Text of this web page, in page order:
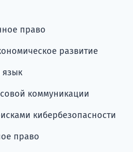
право
развитие
коммуникации
кибербезопасности
право